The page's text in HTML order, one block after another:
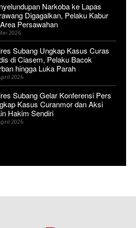
Narkoba ke Lapas
Digagalkan, Pelaku Kabur
Persawahan
2026
Subang Ungkap Kasus Curas
di Ciasem, Pelaku Bacok
hingga Luka Parah
2026
Subang Gelar Konferensi Pers
Kasus Curanmor dan Aksi
Hakim Sendiri
2026